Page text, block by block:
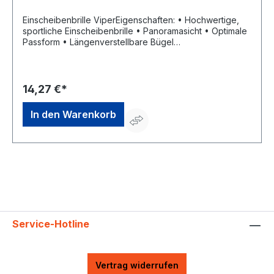
Einscheibenbrille ViperEigenschaften: • Hochwertige,
sportliche Einscheibenbrille • Panoramasicht • Optimale
Passform • Längenverstellbare Bügel
Zulassung/Norm: EN 166 Material: Polycarbonatscheibe
Rahmenfarbe: blau-schwarzHersteller: Bollé Safety, 34,
rue de la Soie, 69100 Villeurbanne, FR, +33478687972,
contact@add-online.fr
14,27 €*
In den Warenkorb
Service-Hotline
Vertrag widerrufen